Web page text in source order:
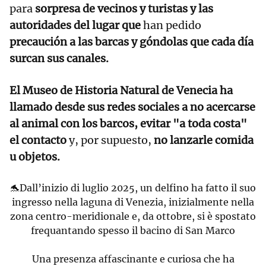
para sorpresa de vecinos y turistas y las
autoridades del lugar quehan pedido
precaución a las barcas y góndolas que cada día
surcan sus canales.
El Museo de Historia Natural de Venecia ha
llamado desde sus redes sociales a no acercarse
al animal con los barcos, evitar "a toda costa"
el contactoy, por supuesto, no lanzarle comida
u objetos.
🐬Dall’inizio di luglio 2025, un delfino ha fatto il suo
ingresso nella laguna di Venezia, inizialmente nella
zona centro-meridionale e, da ottobre, si è spostato
frequantando spesso il bacino di San Marco
Una presenza affascinante e curiosa che ha